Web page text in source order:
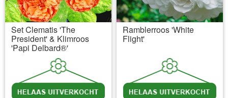
Set Clematis 'The
President' & Klimroos
'Papi Delbard®'
Ramblerroos 'White
Flight'